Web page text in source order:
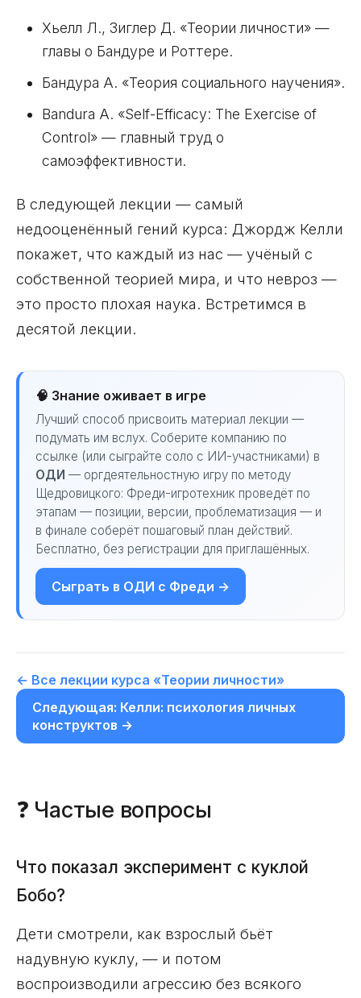
Хьелл Л., Зиглер Д. «Теории личности» —
главы о Бандуре и Роттере.
Бандура А. «Теория социального научения».
Bandura A. «Self-Efficacy: The Exercise of
Control» — главный труд о
самоэффективности.
В следующей лекции — самый
недооценённый гений курса: Джордж Келли
покажет, что каждый из нас — учёный с
собственной теорией мира, и что невроз —
это просто плохая наука. Встретимся в
десятой лекции.
🧠 Знание оживает в игре
Лучший способ присвоить материал лекции —
подумать им вслух. Соберите компанию по
ссылке (или сыграйте соло с ИИ-участниками) в
ОДИ — оргдеятельностную игру по методу
Щедровицкого: Фреди-игротехник проведёт по
этапам — позиции, версии, проблематизация — и
в финале соберёт пошаговый план действий.
Бесплатно, без регистрации для приглашённых.
Сыграть в ОДИ с Фреди →
← Все лекции курса «Теории личности»
Следующая: Келли: психология личных
конструктов →
❓ Частые вопросы
Что показал эксперимент с куклой
Бобо?
Дети смотрели, как взрослый бьёт
надувную куклу, — и потом
воспроизводили агрессию без всякого